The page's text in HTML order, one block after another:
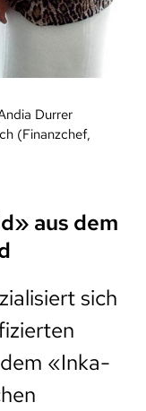
Durrer
(Finanzchef,
aus dem
sich
«Inka-